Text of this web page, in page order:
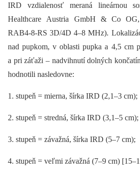
IRD vzdialenosť meraná lineárnou
Healthcare Austria GmbH & Co
RAB4-8-RS 3D/4D 4–8 MHz).
nad pupkom, v oblasti pupka a 4,5 cm
a pri záťaži –⁠ nadvihnutí dolných
hodnotili nasledovne:
1. stupeň = mierna, šírka IRD (2,1–3 cm);
2. stupeň = stredná, šírka IRD (3,1–5 cm);
3. stupeň = závažná, šírka IRD (5–7 cm);
4. stupeň = veľmi závažná (7–9 cm)